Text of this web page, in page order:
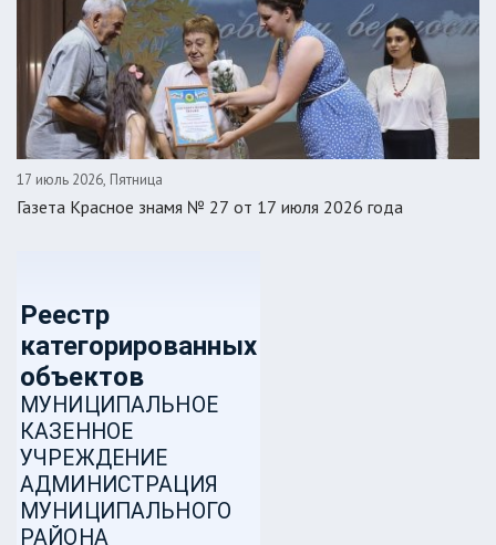
17 июль 2026, Пятница
Газета Красное знамя № 27 от 17 июля 2026 года